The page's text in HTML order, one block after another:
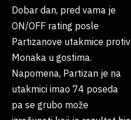
Dobar dan, pred vama je
ON/OFF rating posle
Partizanove utakmice protiv
Monaka u gostima.
Napomena, Partizan je na
utakmici imao 74 poseda
pa se grubo može